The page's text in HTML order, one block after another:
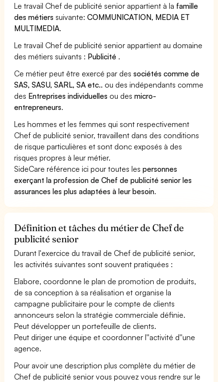
Le travail Chef de publicité senior appartient à la famille
des métiers suivante:COMMUNICATION, MEDIA ET
MULTIMEDIA.
Le travail Chef de publicité senior appartient au domaine
des métiers suivants : Publicité .
Ce métier peut être exercé par dessociétés comme de
SAS, SASU, SARL, SA etc.. ou des indépendants comme
des Entreprises individuelles ou desmicro-
entrepreneurs.
Les hommes et les femmes qui sont respectivement
Chef de publicité senior, travaillent dans des conditions
de risque particulières et sont donc exposés à des
risques propres à leur métier.
SideCare référence ici pour toutes lespersonnes
exerçant la profession de Chef de publicité senior les
assurances les plus adaptées à leur besoin.
Définition et tâches du métier de Chef de
publicité senior
Durant l'exercice du travail de Chef de publicité senior,
les activités suivantes sont souvent pratiquées :
Elabore, coordonne le plan de promotion de produits,
de sa conception à sa réalisation et organise la
campagne publicitaire pour le compte de clients
annonceurs selon la stratégie commerciale définie.
Peut développer un portefeuille de clients.
Peut diriger une équipe et coordonner l''activité d''une
agence.
Pour avoir une description plus complète du métier de
Chef de publicité senior vous pouvez vous rendre sur le